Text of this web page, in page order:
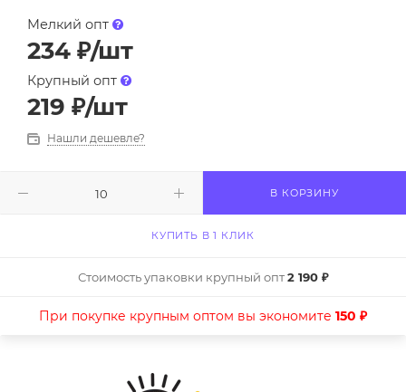
Мелкий опт
234 ₽/шт
Крупный опт
219 ₽/шт
Нашли дешевле?
В КОРЗИНУ
КУПИТЬ В 1 КЛИК
Стоимость упаковки крупный опт2 190 ₽
При покупке крупным оптом вы экономите 150 ₽